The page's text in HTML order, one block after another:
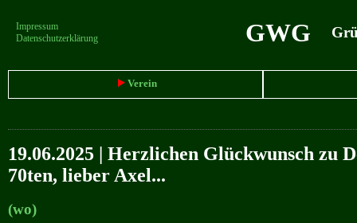
Impressum
Datenschutzerklärung
GWG
Verein
19.06.2025 | Herzlichen Glückwunsch zu
70ten, lieber Axel...
(wo)